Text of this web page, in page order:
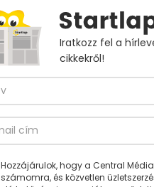
Iratkozz fel a
cikkekről!
Hozzájárulok, hogy a Central
számomra, és közvetlen